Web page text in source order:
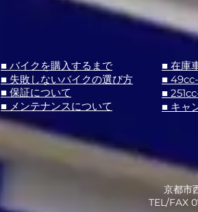
■ バイクを購入するまで
■ 失敗しないバイクの選び方
■ 保証について
■ メンテナンスについて
■ 在庫
■
■
■ キャ
京都市
​TEL/FAX